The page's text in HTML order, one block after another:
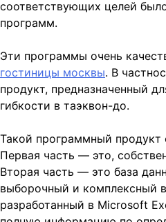
соответствующих целей
программ.
Эти программы очень
гостиницы москвы. В
продукт, предназначенный
гибкости в таэквон-до.
Такой программный продукт
Первая часть — это,
Вторая часть — это база
выборочный и комплексный
разработанный в Microsoft